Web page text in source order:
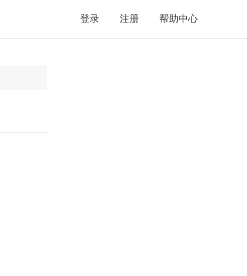
登录 注册 帮助中心